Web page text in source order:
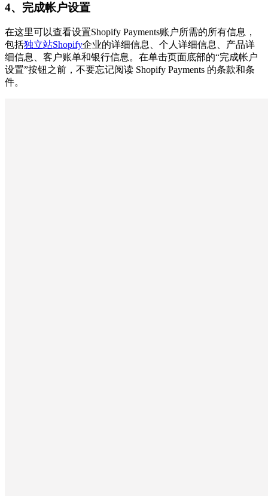
4、完成帐户设置
在这里可以查看设置Shopify Payments账户所需的所有信息，
包括独立站Shopify企业的详细信息、个人详细信息、产品详
细信息、客户账单和银行信息。在单击页面底部的“完成帐户
设置”按钮之前，不要忘记阅读 Shopify Payments 的条款和条
件。